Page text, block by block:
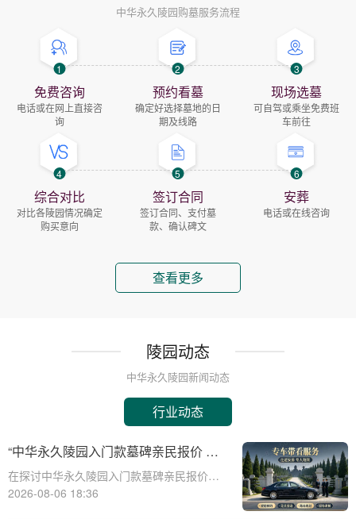
中华永久陵园购墓服务流程
1
免费咨询
电话或在网上直接咨
询
2
预约看墓
确定好选择墓地的日
期及线路
3
现场选墓
可自驾或乘坐免费班
车前往
4
综合对比
对比各陵园情况确定
购买意向
5
签订合同
签订合同、支付墓
款、确认碑文
6
安葬
电话或在线咨询
查看更多
陵园动态
中华永久陵园新闻动态
行业动态
“中华永久陵园入门款墓碑亲民报价 一
次性付清享折上折：超值优惠与便捷选
择的完美结合”
在探讨中华永久陵园入门款墓碑亲民报价这
一主题时，我们首先需要理解墓碑选择的重
2026-08-06 18:36